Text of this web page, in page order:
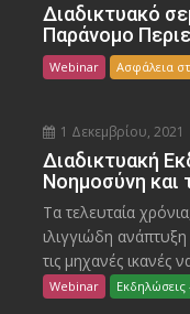
Διαδικτυακό
Παράνομο
Webinar Ασφάλεια
1 Δεκεμβρίου, 2021
Διαδικτυακή
Νοημοσύνη και
Τα τελευταία
ιλιγγιώδη
τις μηχανές ικανές
Webinar Εκδηλώσεις